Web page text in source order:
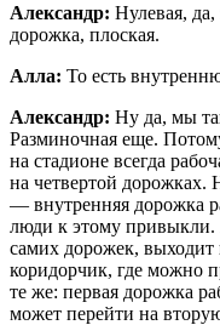
Александр: Нулевая,
дорожка, плоская.
Алла: То есть
Александр: Ну да, мы
Разминочная еще.
на стадионе всегда
на четвертой
— внутренняя дорожка
люди к этому
самих дорожек, выходит
коридорчик, где можно
те же: первая дорожка
может перейти на